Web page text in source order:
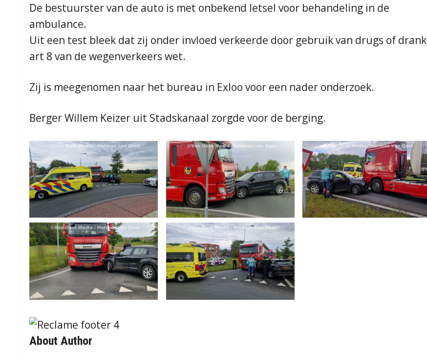
De bestuurster van de auto is met onbekend letsel voor behandeling in de
ambulance.
Uit een test bleek dat zij onder invloed verkeerde door gebruik van drugs of drank
art 8 van de wegenverkeers wet.
Zij is meegenomen naar het bureau in Exloo voor een nader onderzoek.
Berger Willem Keizer uit Stadskanaal zorgde voor de berging.
About Author